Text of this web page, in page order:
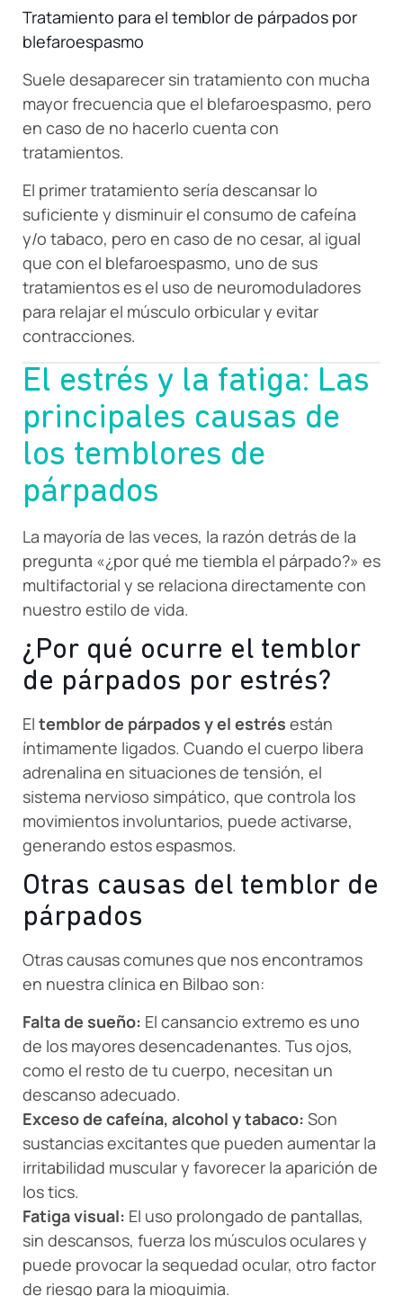
Tratamiento para el temblor de párpados por
blefaroespasmo
Suele desaparecer sin tratamiento con mucha
mayor frecuencia que el blefaroespasmo, pero
en caso de no hacerlo cuenta con
tratamientos.
El primer tratamiento sería descansar lo
suficiente y disminuir el consumo de cafeína
y/o tabaco, pero en caso de no cesar, al igual
que con el blefaroespasmo, uno de sus
tratamientos es el uso de neuromoduladores
para relajar el músculo orbicular y evitar
contracciones.
El estrés y la fatiga: Las
principales causas de
los temblores de
párpados
La mayoría de las veces, la razón detrás de la
pregunta «¿por qué me tiembla el párpado?» es
multifactorial y se relaciona directamente con
nuestro estilo de vida.
¿Por qué ocurre el temblor
de párpados por estrés?
El temblor de párpados y el estrés están
íntimamente ligados. Cuando el cuerpo libera
adrenalina en situaciones de tensión, el
sistema nervioso simpático, que controla los
movimientos involuntarios, puede activarse,
generando estos espasmos.
Otras causas del temblor de
párpados
Otras causas comunes que nos encontramos
en nuestra clínica en Bilbao son:
Falta de sueño: El cansancio extremo es uno
de los mayores desencadenantes. Tus ojos,
como el resto de tu cuerpo, necesitan un
descanso adecuado.
Exceso de cafeína, alcohol y tabaco: Son
sustancias excitantes que pueden aumentar la
irritabilidad muscular y favorecer la aparición de
los tics.
Fatiga visual: El uso prolongado de pantallas,
sin descansos, fuerza los músculos oculares y
puede provocar la sequedad ocular, otro factor
de riesgo para la mioquimia.